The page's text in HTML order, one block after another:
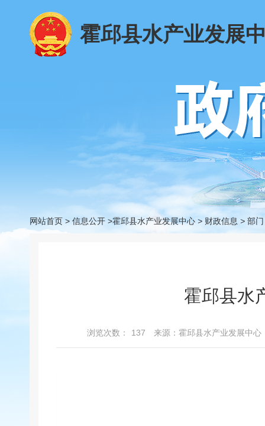
霍邱县水产业发展
网站首页 > 信息公开 >霍邱县水产业发展中心 > 财政信息 > 部
霍邱县水
浏览次数： 137 来源：霍邱县水产业发展中心